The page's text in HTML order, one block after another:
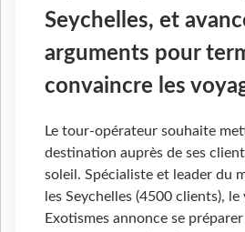
Seychelles, et
arguments pour
convaincre les
Le tour-opérateur souhaite
destination auprès de ses
soleil. Spécialiste et leader du
les Seychelles (4500 clients), le
Exotismes annonce se